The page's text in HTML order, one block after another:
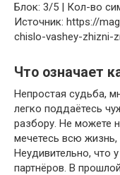
Блок: 3/5 | Кол-во
Источник: https://
chislo-vashey-zhizni-
Что означает
Непростая судьба,
легко поддаётесь
разбору. Не можете
мечетесь всю
Неудивительно, что
партнёров. В